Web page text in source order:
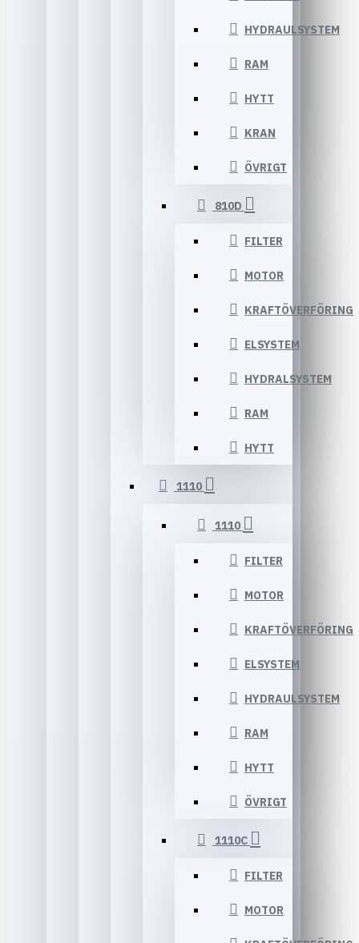
HYDRAULSYSTEM
RAM
HYTT
KRAN
ÖVRIGT
810D
FILTER
MOTOR
KRAFTÖVERFÖRING
ELSYSTEM
HYDRALSYSTEM
RAM
HYTT
1110
1110
FILTER
MOTOR
KRAFTÖVERFÖRING
ELSYSTEM
HYDRAULSYSTEM
RAM
HYTT
ÖVRIGT
1110C
FILTER
MOTOR